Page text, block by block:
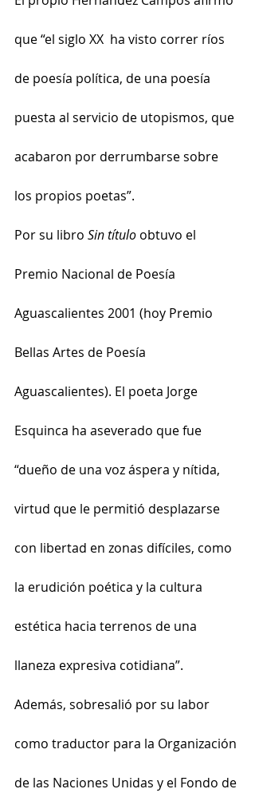
que “el siglo XX  ha visto correr ríos
de poesía política, de una poesía
puesta al servicio de utopismos, que
acabaron por derrumbarse sobre
los propios poetas”.
Por su libro Sin título obtuvo el
Premio Nacional de Poesía
Aguascalientes 2001 (hoy Premio
Bellas Artes de Poesía
Aguascalientes). El poeta Jorge
Esquinca ha aseverado que fue
“dueño de una voz áspera y nítida,
virtud que le permitió desplazarse
con libertad en zonas difíciles, como
la erudición poética y la cultura
estética hacia terrenos de una
llaneza expresiva cotidiana”.
Además, sobresalió por su labor
como traductor para la Organización
de las Naciones Unidas y el Fondo de